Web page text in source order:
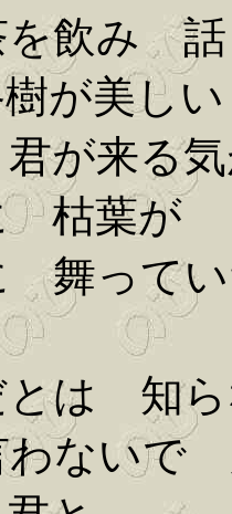
を飲み
が美しい
が来る
枯葉が
舞って
とは 知
わないで